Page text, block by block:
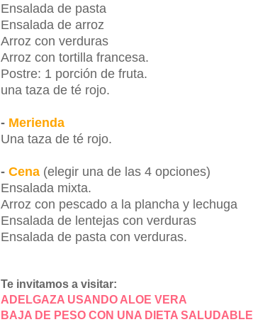
Ensalada de pasta
Ensalada de arroz
Arroz con verduras
Arroz con tortilla francesa.
Postre: 1 porción de fruta.
una taza de té rojo.
- Merienda
Una taza de té rojo.
- Cena (elegir una de las 4 opciones)
Ensalada mixta.
Arroz con pescado a la plancha y lechuga
Ensalada de lentejas con verduras
Ensalada de pasta con verduras.
Te invitamos a visitar:
ADELGAZA USANDO ALOE VERA
BAJA DE PESO CON UNA DIETA SALUDABLE